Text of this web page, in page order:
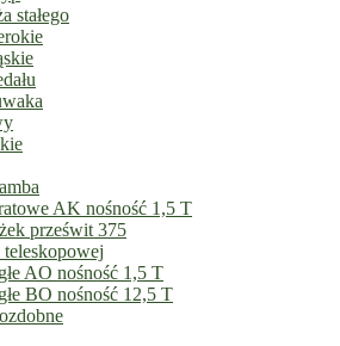
stałego
AK nośność 1,5 T
prześwit 375
teleskopowej
AO nośność 1,5 T
BO nośność 12,5 T